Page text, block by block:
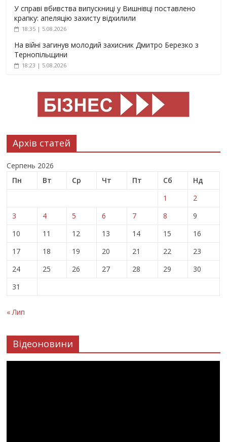
У справі вбивства випускниці у Вишнівці поставлено
крапку: апеляцію захисту відхилили
18:35 | 5.08.2026
На війні загинув молодий захисник Дмитро Березко з
Тернопільщини
18:23 | 5.08.2026
Архів статей
Серпень 2026
Пн
Вт Ср Чт Пт Сб
Нд
1
2
3
4 5 6 7 8
9
10
11 12 13 14 15
16
17
18 19 20 21 22
23
24
25 26 27 28 29
30
31
« Лип
Відеоновини